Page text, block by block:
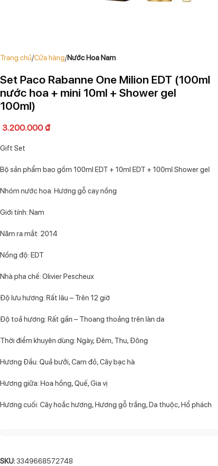
Trang chủ Cửa hàng Nước Hoa Nam
Set Paco Rabanne One Milion EDT (100ml
nước hoa + mini 10ml + Shower gel
100ml)
3.200.000₫
Gift Set
Bộ sản phẩm bao gồm 100ml EDT + 10ml EDT + 100ml Shower gel
Nhóm nước hoa: Hương gỗ cay nồng
Giới tính: Nam
Năm ra mắt: 2014
Nồng độ: EDT
Nhà pha chế: Olivier Pescheux
Độ lưu hương: Rất lâu – Trên 12 giờ
Độ toả hương: Rất gần – Thoang thoảng trên làn da
Thời điểm khuyên dùng: Ngày, Đêm, Thu, Đông
Hương Đầu: Quả bưởi, Cam đỏ, Cây bạc hà
Hương giữa: Hoa hồng, Quế, Gia vị
Hương cuối: Cây hoắc hương, Hương gỗ trắng, Da thuộc, Hổ phách
SKU:3349668572748